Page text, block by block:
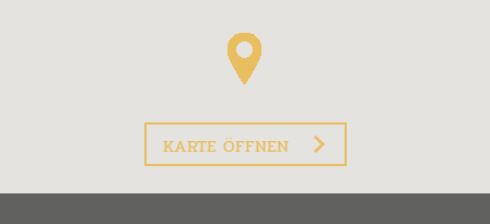
KARTE ÖFFNEN